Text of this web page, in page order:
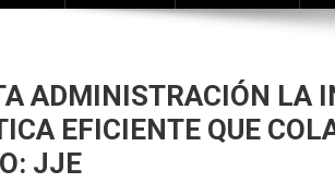
ADMINISTRACIÓN LA
EFICIENTE QUE
JJE